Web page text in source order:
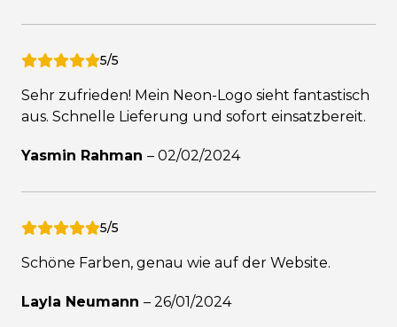
5/5
Sehr zufrieden! Mein Neon-Logo sieht fantastisch
aus. Schnelle Lieferung und sofort einsatzbereit.
Yasmin Rahman – 02/02/2024
5/5
Schöne Farben, genau wie auf der Website.
Layla Neumann – 26/01/2024